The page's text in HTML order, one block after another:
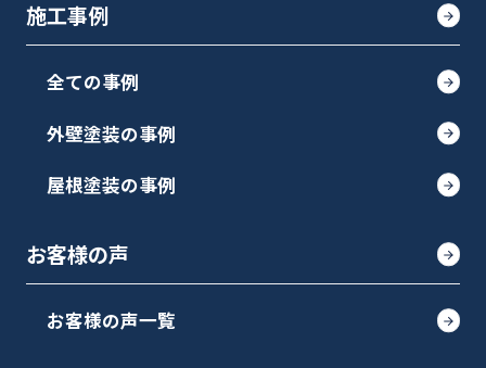
施工事例
全ての事例
外壁塗装の事例
屋根塗装の事例
お客様の声
お客様の声一覧